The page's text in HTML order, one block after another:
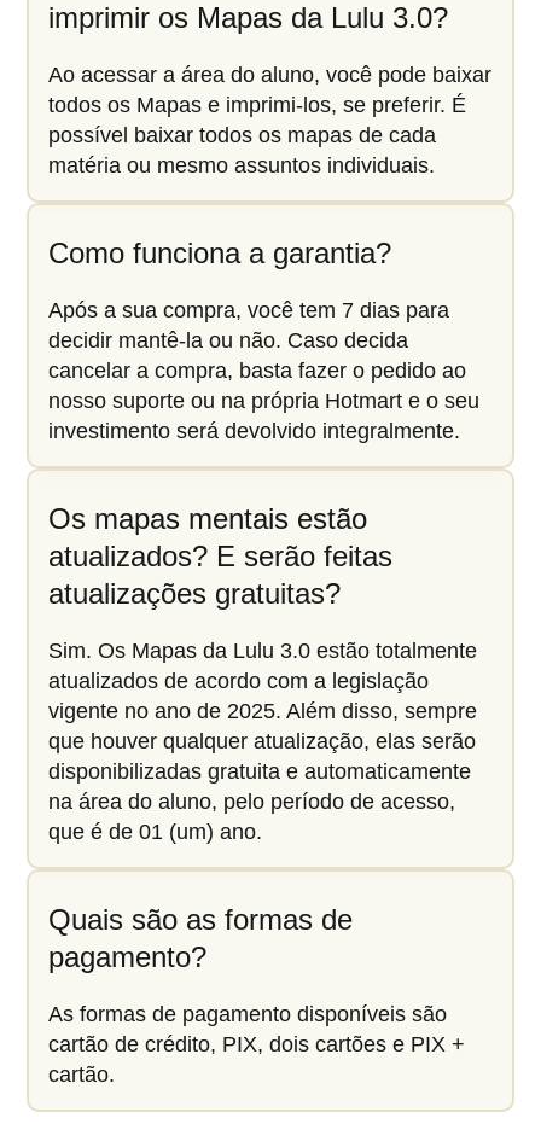
imprimir os Mapas da Lulu 3.0?
Ao acessar a área do aluno, você pode baixar
todos os Mapas e imprimi-los, se preferir. É
possível baixar todos os mapas de cada
matéria ou mesmo assuntos individuais.
Como funciona a garantia?
Após a sua compra, você tem 7 dias para
decidir mantê-la ou não. Caso decida
cancelar a compra, basta fazer o pedido ao
nosso suporte ou na própria Hotmart e o seu
investimento será devolvido integralmente.
Os mapas mentais estão
atualizados? E serão feitas
atualizações gratuitas?
Sim. Os Mapas da Lulu 3.0 estão totalmente
atualizados de acordo com a legislação
vigente no ano de 2025. Além disso, sempre
que houver qualquer atualização, elas serão
disponibilizadas gratuita e automaticamente
na área do aluno, pelo período de acesso,
que é de 01 (um) ano.
Quais são as formas de
pagamento?
As formas de pagamento disponíveis são
cartão de crédito, PIX, dois cartões e PIX +
cartão.